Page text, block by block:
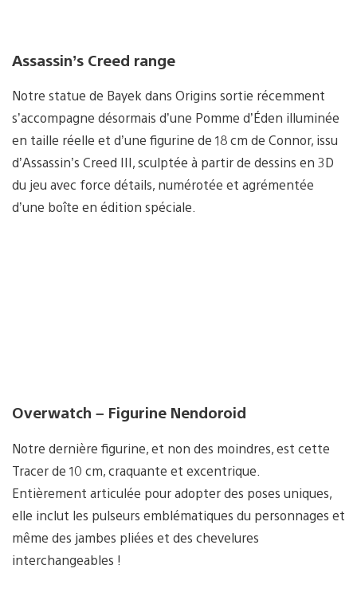
Assassin’s Creed range
Notre statue de Bayek dans Origins sortie récemment
s’accompagne désormais d’une Pomme d’Éden illuminée
en taille réelle et d’une figurine de 18 cm de Connor, issu
d’Assassin’s Creed III, sculptée à partir de dessins en 3D
du jeu avec force détails, numérotée et agrémentée
d’une boîte en édition spéciale.
Overwatch – Figurine Nendoroid
Notre dernière figurine, et non des moindres, est cette
Tracer de 10 cm, craquante et excentrique.
Entièrement articulée pour adopter des poses uniques,
elle inclut les pulseurs emblématiques du personnages et
même des jambes pliées et des chevelures
interchangeables !